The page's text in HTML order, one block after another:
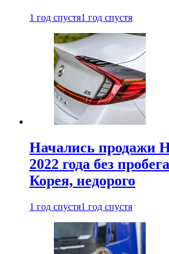
1 год спустя1 год спустя
Начались продажи
2022 года без
Корея, недорого
1 год спустя1 год спустя